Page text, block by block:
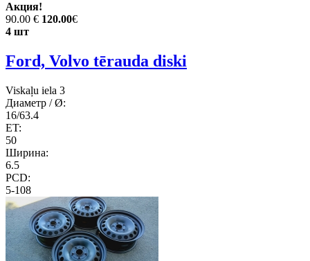
Акция!
90.00 € 120.00€
4 шт
Ford, Volvo tērauda diski
Viskaļu iela 3
Диаметр / Ø:
16/63.4
ET:
50
Ширина:
6.5
PCD:
5-108